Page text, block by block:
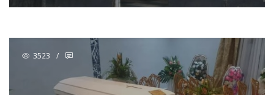
3523 /